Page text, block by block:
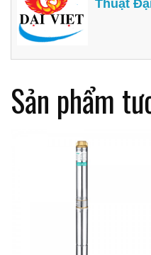
Thuật
Sản phẩm